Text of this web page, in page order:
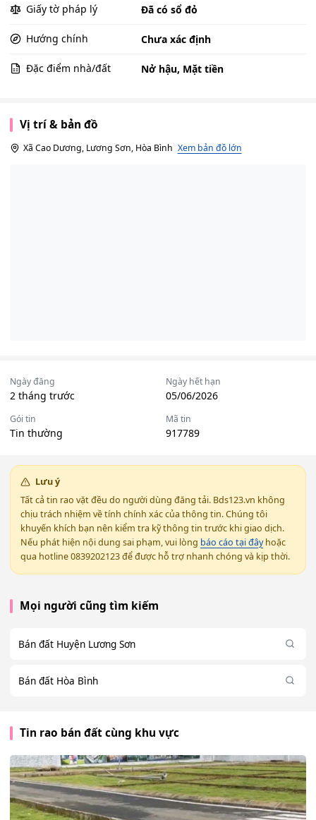
Giấy tờ pháp lý Đã có sổ đỏ
Hướng chính Chưa xác định
Đặc điểm nhà/đất Nở hậu, Mặt tiền
Vị trí & bản đồ
Xã Cao Dương, Lương Sơn, Hòa Bình Xem bản đồ lớn
Ngày đăng
2 tháng trước
Ngày hết hạn
05/06/2026
Gói tin
Tin thường
Mã tin
917789
Lưu ý
Tất cả tin rao vặt đều do người dùng đăng tải. Bds123.vn không
chịu trách nhiệm về tính chính xác của thông tin. Chúng tôi
khuyến khích bạn nên kiểm tra kỹ thông tin trước khi giao dịch.
Nếu phát hiện nội dung sai phạm, vui lòng báo cáo tại đâyhoặc
qua hotline 0839202123 để được hỗ trợ nhanh chóng và kịp thời.
Mọi người cũng tìm kiếm
Bán đất Huyện Lương Sơn
Bán đất Hòa Bình
Tin rao bán đất cùng khu vực